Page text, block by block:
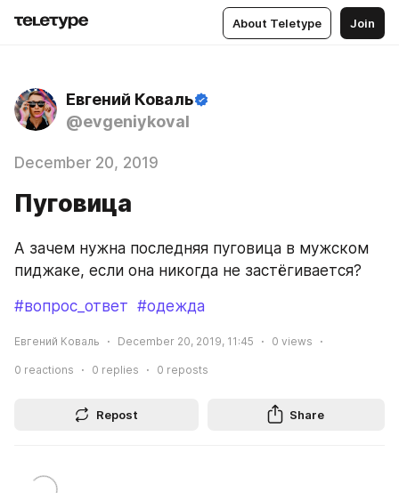
About Teletype Join
Евгений Коваль
@evgeniykoval
December 20, 2019
Пуговица
А зачем нужна последняя пуговица в мужском
пиджаке, если она никогда не застёгивается?
#вопрос_ответ #одежда
Евгений Коваль December 20, 2019, 11:45 0 views
0 reactions 0 replies 0 reposts
Repost Share